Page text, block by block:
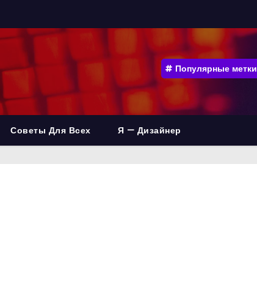
Популярные метки
Советы Для Всех Я — Дизайнер